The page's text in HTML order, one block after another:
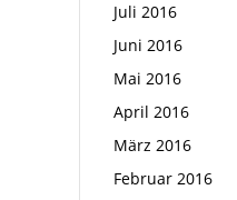
Juli 2016
Juni 2016
Mai 2016
April 2016
März 2016
Februar 2016